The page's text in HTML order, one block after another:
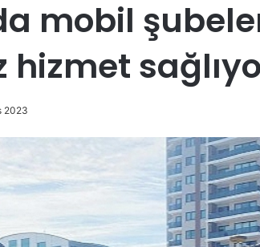
mobil
hizmet
2023